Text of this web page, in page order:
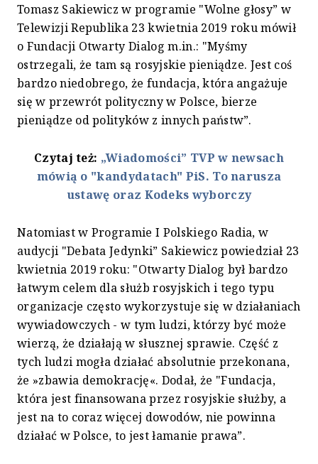
Tomasz Sakiewicz w programie "Wolne głosy” w
Telewizji Republika 23 kwietnia 2019 roku mówił
o Fundacji Otwarty Dialog m.in.: "Myśmy
ostrzegali, że tam są rosyjskie pieniądze. Jest coś
bardzo niedobrego, że fundacja, która angażuje
się w przewrót polityczny w Polsce, bierze
pieniądze od polityków z innych państw”.
Czytaj też: „Wiadomości” TVP w newsach
mówią o "kandydatach" PiS. To narusza
ustawę oraz Kodeks wyborczy
Natomiast w Programie I Polskiego Radia, w
audycji "Debata Jedynki” Sakiewicz powiedział 23
kwietnia 2019 roku: "Otwarty Dialog był bardzo
łatwym celem dla służb rosyjskich i tego typu
organizacje często wykorzystuje się w działaniach
wywiadowczych - w tym ludzi, którzy być może
wierzą, że działają w słusznej sprawie. Część z
tych ludzi mogła działać absolutnie przekonana,
że »zbawia demokrację«. Dodał, że "Fundacja,
która jest finansowana przez rosyjskie służby, a
jest na to coraz więcej dowodów, nie powinna
działać w Polsce, to jest łamanie prawa”.